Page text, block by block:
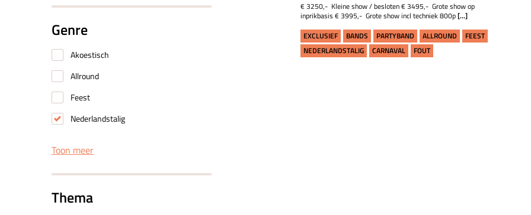
Genre
Akoestisch
Allround
Feest
Nederlandstalig
Toon meer
Thema
€ 3250,- Kleine show / besloten € 3495,- Grote show op
inprikbasis € 3995,- Grote show incl techniek 800p[...]
EXCLUSIEF
BANDS PARTYBAND ALLROUND
FEEST
NEDERLANDSTALIG
CARNAVAL FOUT